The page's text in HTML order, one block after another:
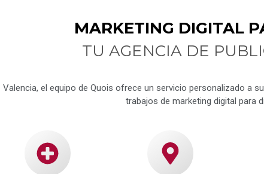
MARKETING DIGITAL
TU AGENCIA DE
Valencia, el equipo de Quois ofrece un servicio personalizado a
trabajos de marketing digital para